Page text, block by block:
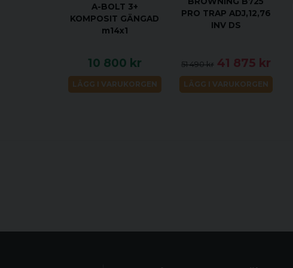
A-BOLT 3+
KOMPOSIT GÄNGAD
m14x1
10 800 kr
LÄGG I VARUKORGEN
PRO TRAP ADJ,12,76
INV DS
51 490 kr 41 875 kr
LÄGG I VARUKORGEN